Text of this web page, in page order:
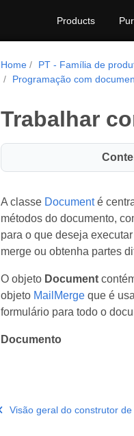
Products
Home PT - Família de
Programação com
Trabalhar
A classe Documenté
métodos do documento,
para o que deseja
merge ou obtenha partes
O objeto Document
objeto MailMergeque é
formulário para todo o
Documento
Visão geral do construtor